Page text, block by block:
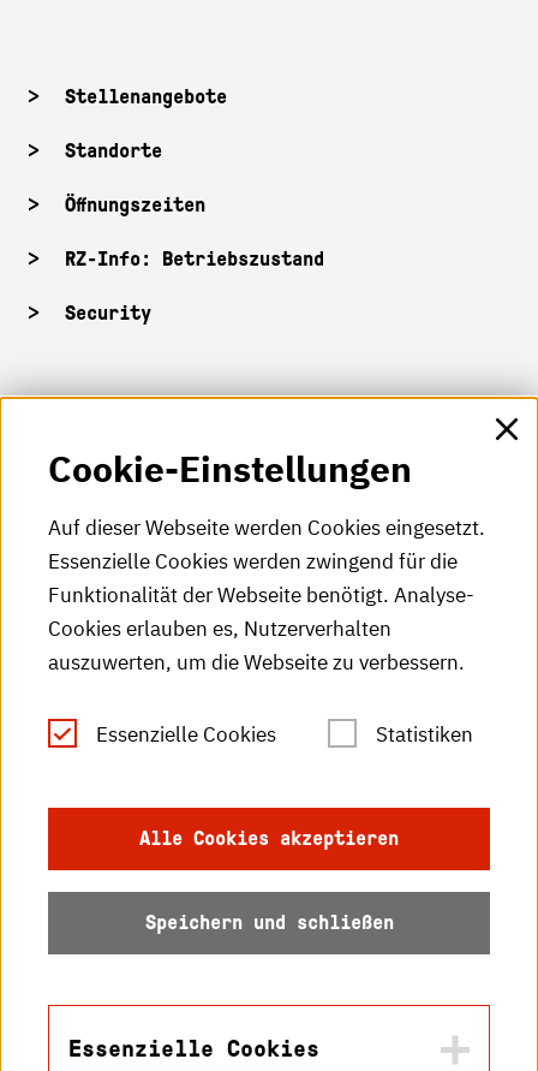
Stellenangebote
Standorte
Öffnungszeiten
RZ-Info: Betriebszustand
Security
HKA-Shop
HKA-Videos
HKA-Publikationen
RSS-Feed
Leichte Sprache
Datenschutz
Barrierefreiheit
Cookie-Einstellungen
Auf dieser Webseite werden Cookies eingesetzt.
Essenzielle Cookies werden zwingend für die
Funktionalität der Webseite benötigt. Analyse-
Cookies erlauben es, Nutzerverhalten
auszuwerten, um die Webseite zu verbessern.
Essenzielle Cookies Statistiken
Alle Cookies akzeptieren
Speichern und schließen
Essenzielle Cookies